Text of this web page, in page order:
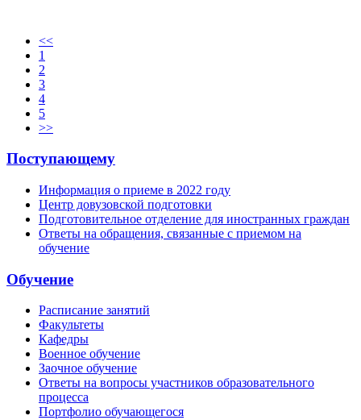
<<
1
2
3
4
5
>>
Поступающему
Информация о приеме в 2022 году
Центр довузовской подготовки
Подготовительное отделение для иностранных граждан
Ответы на обращения, связанные с приемом на
обучение
Обучение
Расписание занятий
Факультеты
Кафедры
Военное обучение
Заочное обучение
Ответы на вопросы участников образовательного
процесса
Портфолио обучающегося